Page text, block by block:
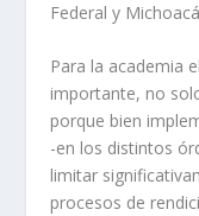
Federal y
Para la academia
importante, no
porque bien
-en los distintos
limitar
procesos de